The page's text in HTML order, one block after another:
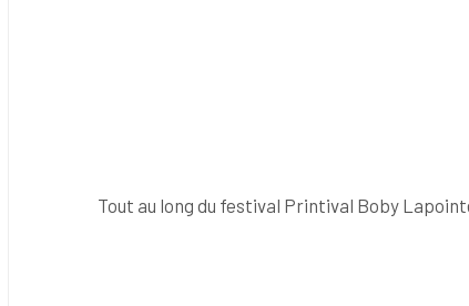
Tout au long du festival Printival Boby